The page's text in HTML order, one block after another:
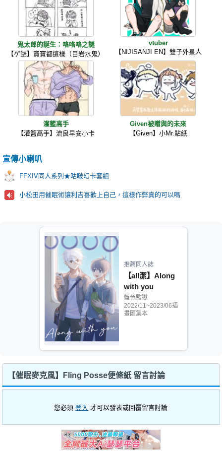
鬼太郎的誕生：咯咯咯之謎
【ゲ謎】寶寶都這樣（目岩水鬼）
vtuber
【NIJISANJI EN】雙子外星人
灌籃高手
【灌籃高手】流良早安小卡
Given被贈與的未來
【Given】小Mr.貼紙
宣傳小喇叭
FFXIV同人系列★咕啵幻卡套組
小松田用催眠術讓利吉喜歡上自己，這樣作弊真的可以嗎
推薦同人誌
【all潔】Along
with you
藍色監獄
2022/11~2023/06插
畫匯集本
【催眠麥克風】Fling Posse便條紙 留言討論
您必須登入 才可以發表或回覆留言討論